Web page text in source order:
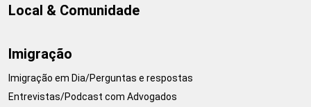
Local & Comunidade
Imigração
Imigração em Dia/Perguntas e respostas
Entrevistas/Podcast com Advogados